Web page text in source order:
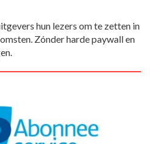
hun lezers om te zetten in
Zónder harde paywall en